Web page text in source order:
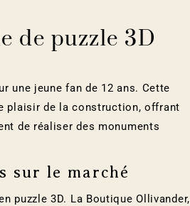
de puzzle 3D
une jeune fan de 12 ans. Cette
plaisir de la construction, offrant
de réaliser des monuments
sur le marché
puzzle 3D. La Boutique Ollivander,